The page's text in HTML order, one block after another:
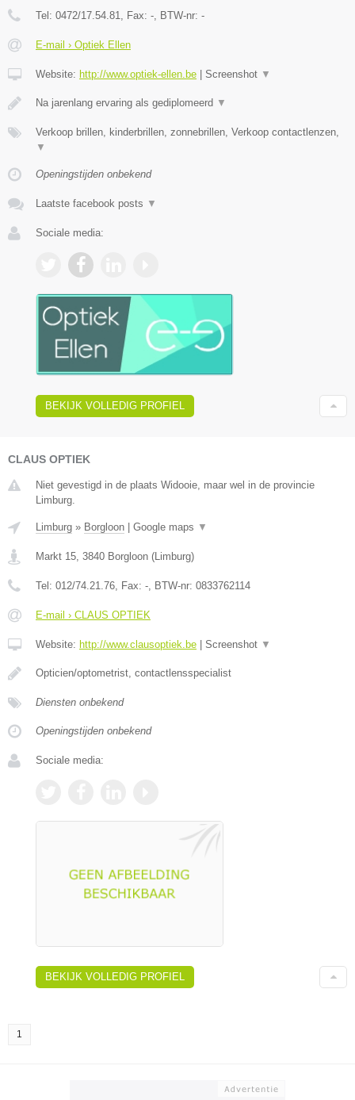
Tel: 0472/17.54.81 , Fax: - , BTW-nr: -
E-mail › Optiek Ellen
Website: http://www.optiek-ellen.be | Screenshot ▼
Na jarenlang ervaring als gediplomeerd ▼
Verkoop brillen, kinderbrillen, zonnebrillen, Verkoop contactlenzen,
▼
Openingstijden onbekend
Laatste facebook posts ▼
Sociale media:
BEKIJK VOLLEDIG PROFIEL
CLAUS OPTIEK
Niet gevestigd in de plaats Widooie, maar wel in de provincie
Limburg.
Limburg » Borgloon Google maps ▼
Markt 15 3840 Borgloon ( Limburg)
Tel: 012/74.21.76 , Fax: - , BTW-nr: 0833762114
E-mail › CLAUS OPTIEK
Website: http://www.clausoptiek.be Screenshot ▼
Opticien/optometrist, contactlensspecialist
Diensten onbekend
Openingstijden onbekend
Sociale media:
BEKIJK VOLLEDIG PROFIEL
1